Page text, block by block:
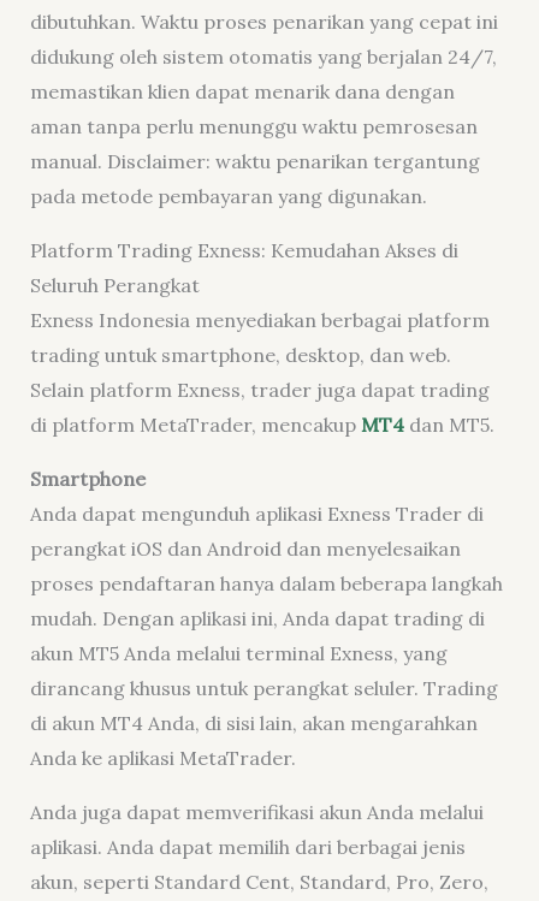
dibutuhkan. Waktu proses penarikan yang cepat ini
didukung oleh sistem otomatis yang berjalan 24/7,
memastikan klien dapat menarik dana dengan
aman tanpa perlu menunggu waktu pemrosesan
manual. Disclaimer: waktu penarikan tergantung
pada metode pembayaran yang digunakan.
Platform Trading Exness: Kemudahan Akses di
Seluruh Perangkat
Exness Indonesia menyediakan berbagai platform
trading untuk smartphone, desktop, dan web.
Selain platform Exness, trader juga dapat trading
di platform MetaTrader, mencakup MT4dan MT5.
Smartphone
Anda dapat mengunduh aplikasi Exness Trader di
perangkat iOS dan Android dan menyelesaikan
proses pendaftaran hanya dalam beberapa langkah
mudah. Dengan aplikasi ini, Anda dapat trading di
akun MT5 Anda melalui terminal Exness, yang
dirancang khusus untuk perangkat seluler. Trading
di akun MT4 Anda, di sisi lain, akan mengarahkan
Anda ke aplikasi MetaTrader.
Anda juga dapat memverifikasi akun Anda melalui
aplikasi. Anda dapat memilih dari berbagai jenis
akun, seperti Standard Cent, Standard, Pro, Zero,